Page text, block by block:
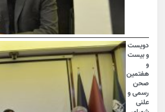
دویست
و بیست
هفتمین
صحن
رسمی و
علنی